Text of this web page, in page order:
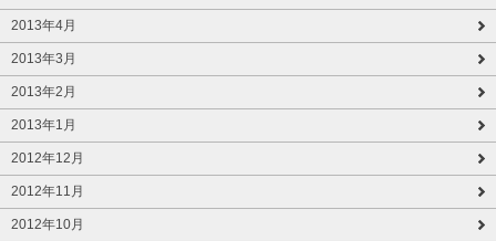
2013年4月
2013年3月
2013年2月
2013年1月
2012年12月
2012年11月
2012年10月